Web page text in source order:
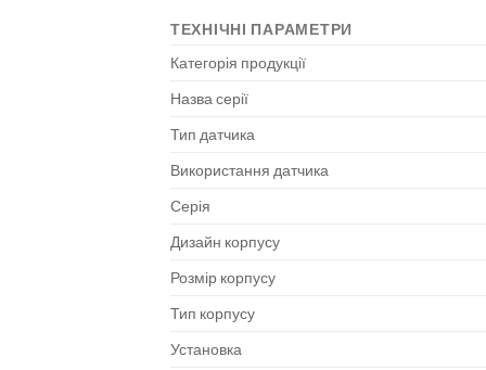
ТЕХНІЧНІ ПАРАМЕТРИ
Категорія продукції
Назва серії
Тип датчика
Використання датчика
Серія
Дизайн корпусу
Розмір корпусу
Тип корпусу
Установка